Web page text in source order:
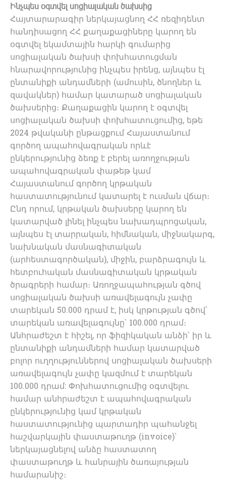
Ինչպես օգտվել սոցիալական ծախսից
Հայտարարագիր ներկայացնող ՀՀ ռեզիդենտ
հանդիսացող ՀՀ քաղաքացիները կարող են
օգտվել եկամտային հարկի գումարից
սոցիալական ծախսի փոխհատուցման
հնարավորությունից ինչպես իրենց, այնպես էլ
ընտանիքի անդամների (ամուսին, ծնողներ և
զավակներ) համար կատարած սոցիալական
ծախսերից։ Քաղաքացին կարող է օգտվել
սոցիալական ծախսի փոխհատուցումից, եթե
2024 թվականի ընթացքում Հայաստանում
գործող ապահովագրական որևէ
ընկերությունից ձեռք է բերել առողջության
ապահովագրական փաթեթ կամ
Հայաստանում գործող կրթական
հաստատությունում կատարել է ուսման վճար։
Ընդ որում, կրթական ծախսերը կարող են
կատարված լինել ինչպես նախադպրոցական,
այնպես էլ տարրական, հիմնական, միջնակարգ,
նախնական մասնագիտական
(արհեստագործական), միջին, բարձրագույն և
հետբուհական մասնագիտական կրթական
ծրագրերի համար։ Առողջապահության գծով
սոցիալական ծախսի առավելագույն չափը
տարեկան 50.000 դրամ է, իսկ կրթության գծով՝
տարեկան առավելագույնը՝ 100.000 դրամ։
Անհրաժեշտ է հիշել, որ ֆիզիկական անձի՝ իր և
ընտանիքի անդամների համար կատարված
բոլոր ուղղություններով սոցիալական ծախսերի
առավելագույն չափը կազմում է տարեկան
100.000 դրամ: Փոխհատուցումից օգտվելու
համար անհրաժեշտ է ապահովագրական
ընկերությունից կամ կրթական
հաստատությունից պարտադիր պահանջել
հաշվարկային փաստաթուղթ (invoice)՝
ներկայացնելով անձը հաստատող
փաստաթուղթ և հանրային ծառայության
համարանիշ։